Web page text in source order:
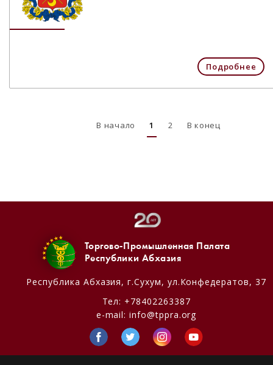
Подробнее
В начало 1 2 В конец
Торгово-Промышленная Палата
Республики Абхазия
Республика Абхазия, г.Сухум, ул.Конфедератов, 37
Тел: +78402263387
e-mail:info@tppra.org